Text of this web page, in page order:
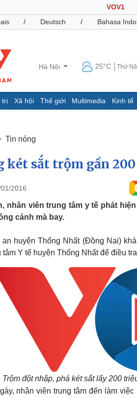
VOV1
/ Deutsch / Bahasa
Hà Nội 25°C Thứ
trị Xã hội Thế giới Multimedia Kinh tế
Giáo dục
Dấu ấn VOV
Quân sự - Quốc phòng
Vũ khí
Phân tích
Đời sống
Nhà đẹp
Tình yêu - Gia đình
Tin nóng
két sắt trộm gần
2016
nhân viên trung tâm y tế phát
cánh mà bay.
an huyện Thống Nhất (Đồng Nai)
tâm Y tế huyện Thống Nhất để điều
Trộm đột nhập, phá két sắt lấy 200
nhân viên trung tâm đến làm